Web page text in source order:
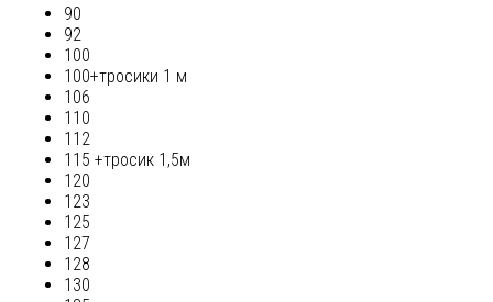
90
92
100
100+тросики 1 м
106
110
112
115 +тросик 1,5м
120
123
125
127
128
130